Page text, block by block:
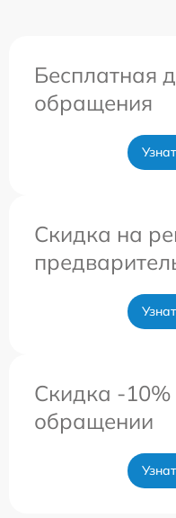
Бесплатная
обращения
Скидка на
Скидка -
обращении